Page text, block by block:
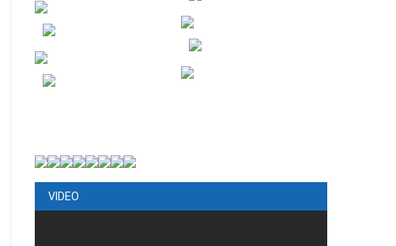
VIDEO